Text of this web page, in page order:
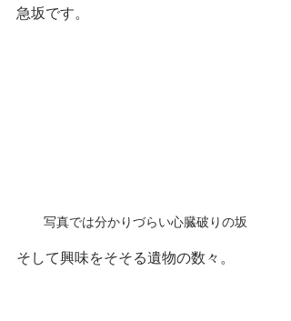
急坂です。
写真では分かりづらい心臓破りの坂
そして興味をそそる遺物の数々。